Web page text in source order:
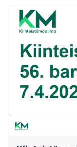
tasoilla.
kuitenkaan ole
Laurikainen
joiden
eniten